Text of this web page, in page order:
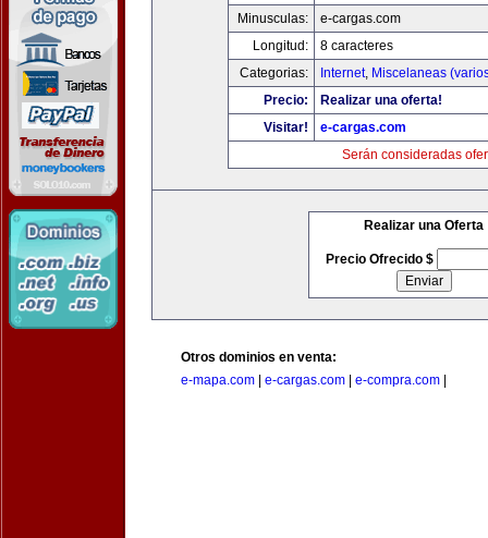
Minusculas:
e-cargas.com
Longitud:
8 caracteres
Categorias:
Internet, Miscelaneas
Precio:
Realizar una oferta!
Visitar!
e-cargas.com
Serán consideradas
Realizar una Oferta
Precio Ofrecido $
Otros dominios en venta:
e-mapa.com
e-cargas.com e-compra.com